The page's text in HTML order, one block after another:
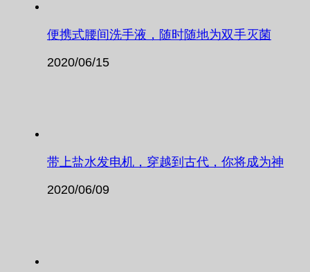
便携式腰间洗手液，随时随地为双手灭菌
2020/06/15
带上盐水发电机，穿越到古代，你将成为神
2020/06/09